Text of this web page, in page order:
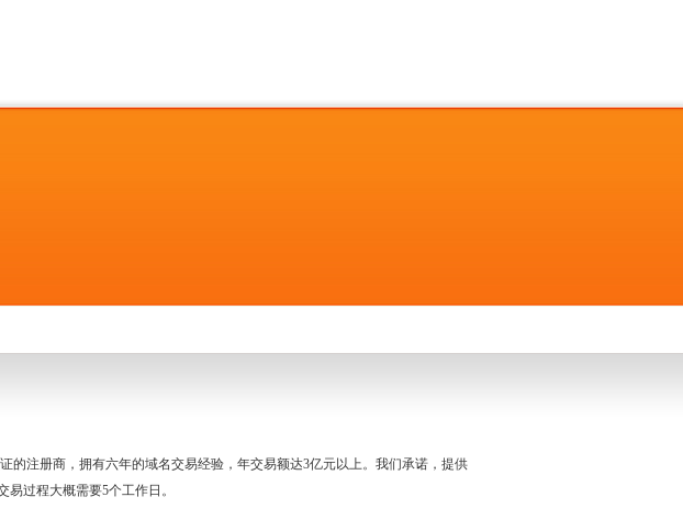
的注册商，拥有六年的域名交易经验，年交易额达3亿元以上。我们承诺，提供
过程大概需要5个工作日。